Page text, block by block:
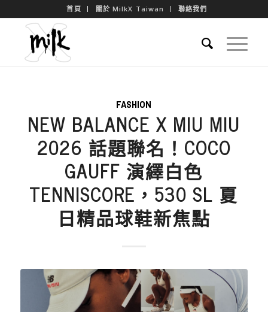
首頁 關於 MilkX Taiwan 聯絡我們
FASHION
NEW BALANCE X MIU MIU
2026 話題聯名！COCO
GAUFF 演繹白色
TENNISCORE，530 SL 夏
日精品球鞋新焦點